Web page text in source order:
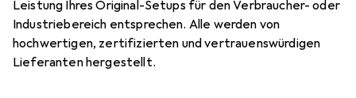
Leistung Ihres Original-Setups für den Verbraucher- oder
Industriebereich entsprechen. Alle werden von
hochwertigen, zertifizierten und vertrauenswürdigen
Lieferanten hergestellt.